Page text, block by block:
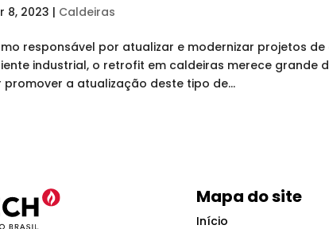
8, 2023 | Caldeiras
responsável por atualizar e modernizar projetos
industrial, o retrofit em caldeiras merece grande
promover a atualização deste tipo de...
Mapa do site
Início